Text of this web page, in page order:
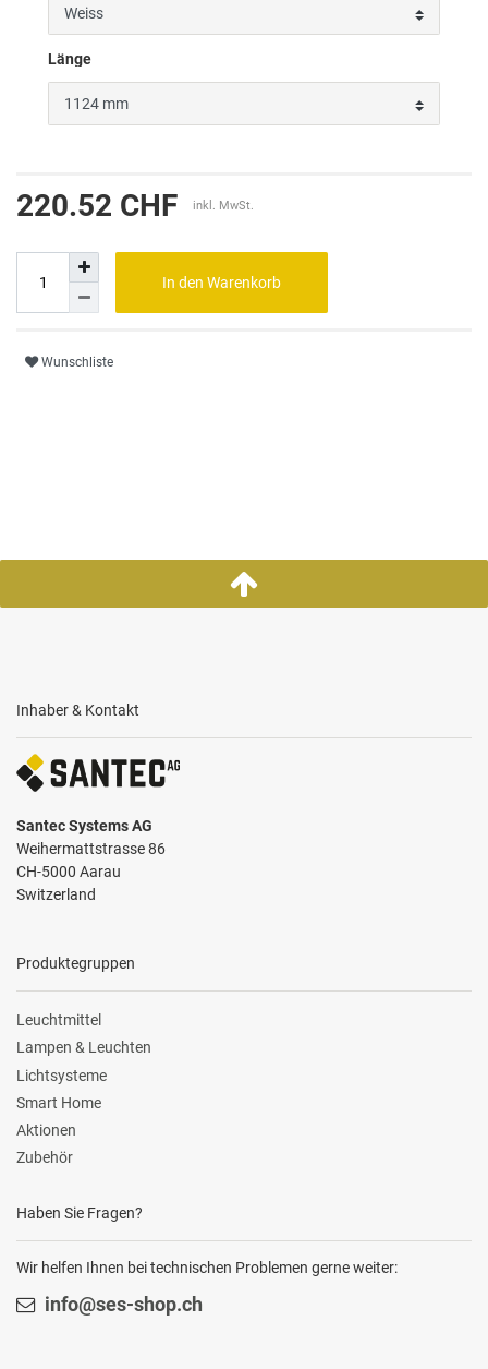
Länge
220.52 CHF inkl. MwSt.
In den Warenkorb
Wunschliste
Inhaber & Kontakt
Santec Systems AG
Weihermattstrasse 86
CH-5000 Aarau
Switzerland
Produktegruppen
Leuchtmittel
Lampen & Leuchten
Lichtsysteme
Smart Home
Aktionen
Zubehör
Haben Sie Fragen?
Wir helfen Ihnen bei technischen Problemen gerne weiter:
info@ses-shop.ch